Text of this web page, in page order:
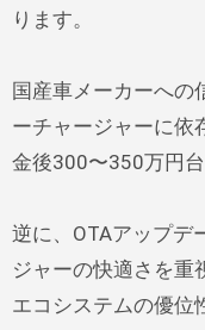
ります。
国産車メーカーへの
ーチャージャーに依
金後300〜350万円
逆に、OTAアップデ
ジャーの快適さを重
エコシステムの優位